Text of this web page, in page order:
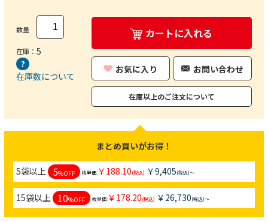
数量
在庫： 5
在庫数について
カートに入れる
お気に入り お問い合わせ
在庫以上のご注文について
まとめ買いがお得！
5袋以上 5%OFF 枚単価:￥188.10(税込) ￥9,405(税込)～
15袋以上 10%OFF 枚単価:￥178.20(税込) ￥26,730(税込)～